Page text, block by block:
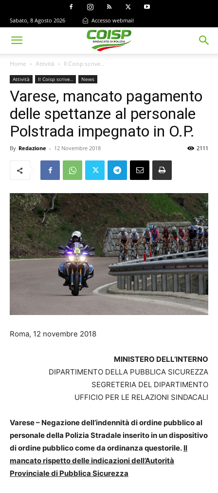
Sabato, 8 Agosto 2026 Accesso webmail
Home Attività Il Coisp scrive..
Attività Il Coisp scrive.. News
Varese, mancato pagamento
delle spettanze al personale
Polstrada impegnato in O.P.
By Redazione - 12 Novembre 2018 2111
Roma, 12 novembre 2018
MINISTERO DELL’INTERNO
DIPARTIMENTO DELLA PUBBLICA SICUREZZA
SEGRETERIA DEL DIPARTIMENTO
UFFICIO PER LE RELAZIONI SINDACALI
Varese – Negazione dell’indennità di ordine pubblico al
personale della Polizia Stradaleinserito in un dispositivo
di ordine pubblico come da ordinanza questorile. Il
mancato rispetto delle indicazioni dell’Autorità
Provinciale di Pubblica Sicurezza